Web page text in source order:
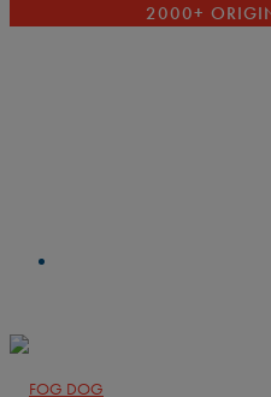
2000+
press